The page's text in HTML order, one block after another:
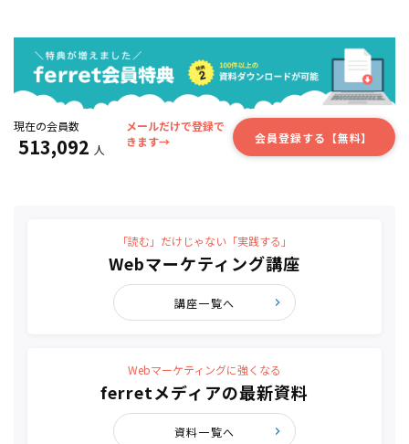
現在の会員数
513,092 人
メールだけで登録で
きます→
会員登録する【無料】
「読む」だけじゃない「実践する」
Webマーケティング講座
講座一覧へ
Webマーケティングに強くなる
ferretメディアの最新資料
資料一覧へ